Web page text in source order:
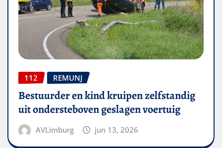
112 REMUNJ
Bestuurder en kind kruipen zelfstandig
uit ondersteboven geslagen voertuig
AVLimburg jun 13, 2026